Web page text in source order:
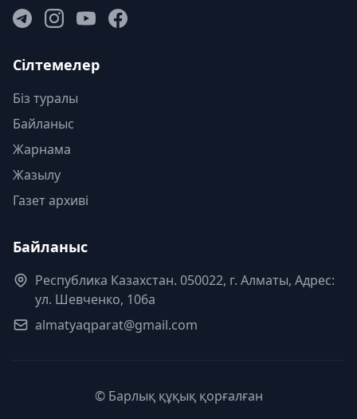
Сілтемелер
Біз туралы
Байланыс
Жарнама
Жазылу
Газет архиві
Байланыс
Республика Казахстан. 050022, г. Алматы, Адрес:
ул. Шевченко, 106а
almatyaqparat@gmail.com
© Барлық құқық қорғалған